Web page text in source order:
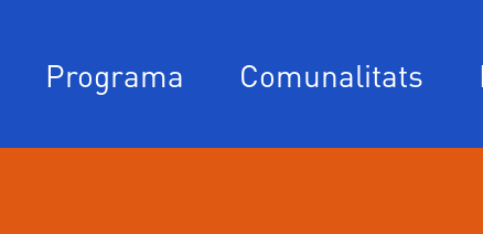
Navegació
principalPrograma Comunalitats